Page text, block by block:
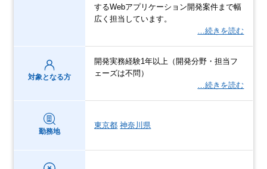
するWebアプリケーション開発案件まで幅
広く担当しています。
…続きを読む
対象となる方
開発実務経験1年以上（開発分野・担当フ
ェーズは不問）
…続きを読む
勤務地
東京都 神奈川県